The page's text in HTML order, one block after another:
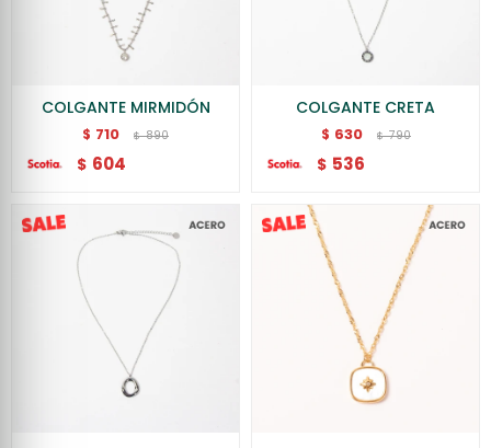
COLGANTE MIRMIDÓN
$ 710 $ 890
$ 604
COLGANTE CRETA
$ 630 $ 790
$ 536